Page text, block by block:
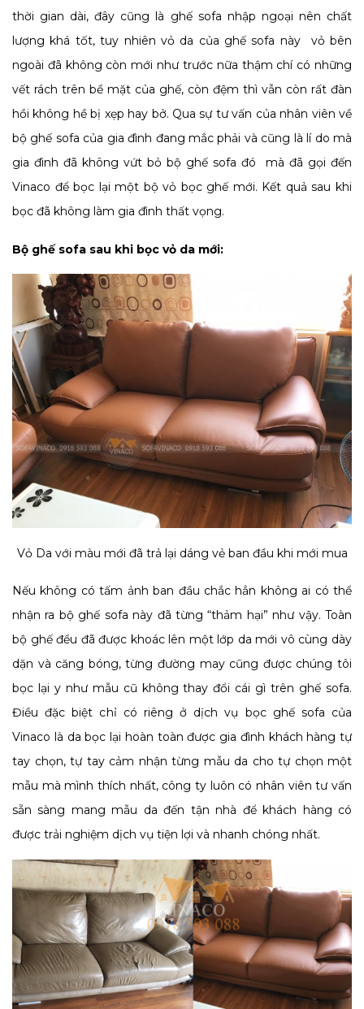
thời gian dài, đây cũng là ghế sofa nhập ngoại nên chất
lượng khá tốt, tuy nhiên vỏ da của ghế sofa này vỏ bên
ngoài đã không còn mới như trước nữa thậm chí có những
vết rách trên bề mặt của ghế, còn đệm thì vẫn còn rất đàn
hồi không hề bị xẹp hay bở. Qua sự tư vấn của nhân viên về
bộ ghế sofa của gia đình đang mắc phải và cũng là lí do mà
gia đình đã không vứt bỏ bộ ghế sofa đó mà đã gọi đến
Vinaco để bọc lại một bộ vỏ bọc ghế mới. Kết quả sau khi
bọc đã không làm gia đình thất vọng.
Bộ ghế sofa sau khi bọc vỏ da mới:
Vỏ Da với màu mới đã trả lại dáng vẻ ban đầu khi mới mua
Nếu không có tấm ảnh ban đầu chắc hẳn không ai có thể
nhận ra bộ ghế sofa này đã từng “thảm hại” như vậy. Toàn
bộ ghế đều đã được khoác lên một lớp da mới vô cùng dày
dặn và căng bóng, từng đường may cũng được chúng tôi
bọc lại y như mẫu cũ không thay đổi cái gì trên ghế sofa.
Điều đặc biệt chỉ có riêng ở dịch vụ bọc ghế sofa của
Vinaco là da bọc lại hoàn toàn được gia đình khách hàng tự
tay chọn, tự tay cảm nhận từng mẫu da cho tự chọn một
mẫu mà mình thích nhất, công ty luôn có nhân viên tư vấn
sẵn sàng mang mẫu da đến tận nhà để khách hàng có
được trải nghiệm dịch vụ tiện lợi và nhanh chóng nhất.